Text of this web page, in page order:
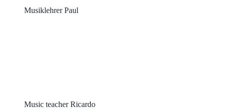
Musiklehrer Paul
Music teacher Ricardo